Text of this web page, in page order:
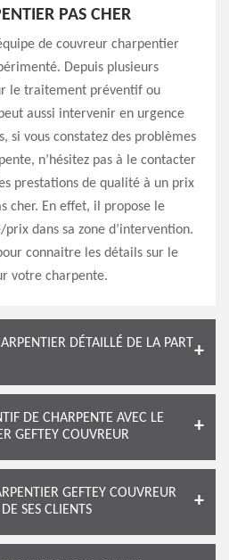
PAS CHER
de couvreur charpentier
Depuis plusieurs
le traitement préventif ou
aussi intervenir en urgence
si vous constatez des problèmes
n’hésitez pas à le contacter
prestations de qualité à un prix
cher. En effet, il propose le
dans sa zone d’intervention.
connaitre les détails sur le
votre charpente.
DÉTAILLÉ DE LA PART
DE CHARPENTE AVEC LE
GEFTEY COUVREUR
GEFTEY COUVREUR
SES CLIENTS